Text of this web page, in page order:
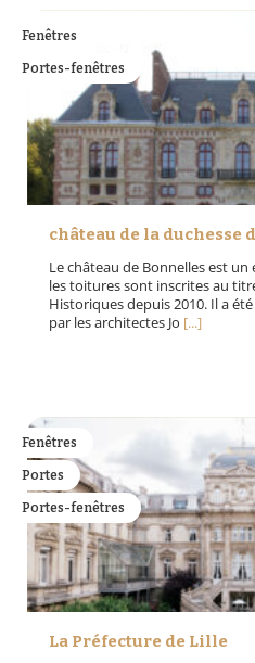
Fenêtres
Portes-fenêtres
château de la duchesse
Le château de Bonnelles est
les toitures sont inscrites au
Historiques depuis 2010. Il a
par les architectes Jo [...]
Fenêtres
Portes
Portes-fenêtres
La Préfecture de Lille